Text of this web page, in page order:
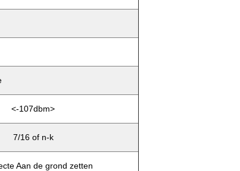
<-107dbm>
7/16 of n-k
Aan de grond zetten